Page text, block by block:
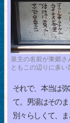
泉主の名前が東郷さ
ともこの辺りに多い
それで、本当は
て。男湯はその
別々らしくて、